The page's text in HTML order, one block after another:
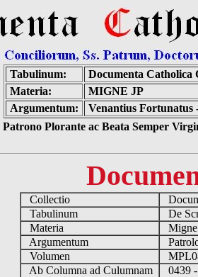
Tabulinum:
Documenta Catholica
Materia:
MIGNE JP
Argumentum:
Venantius Fortunatus
Plorante ac Beata Semper
Collectio
Tabulinum
De
Materia
Argumentum
Volumen
Ab Columna ad Culumnam
0439